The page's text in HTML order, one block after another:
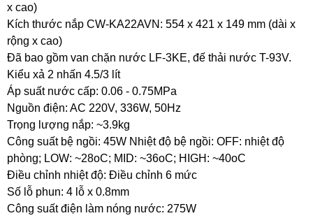
x cao)
Kích thước nắp CW-KA22AVN: 554 x 421 x 149 mm (dài x
rộng x cao)
Đã bao gồm van chặn nước LF-3KE, đế thải nước T-93V.
Kiểu xả 2 nhấn 4.5/3 lít
Áp suất nước cấp: 0.06 - 0.75MPa
Nguồn điện: AC 220V, 336W, 50Hz
Trọng lượng nắp: ~3.9kg
Công suất bệ ngồi: 45W Nhiệt độ bệ ngồi: OFF: nhiệt độ
phòng; LOW: ~28oC; MID: ~36oC; HIGH: ~40oC
Điều chỉnh nhiệt độ: Điều chỉnh 6 mức
Số lỗ phun: 4 lỗ x 0.8mm
Công suất điện làm nóng nước: 275W